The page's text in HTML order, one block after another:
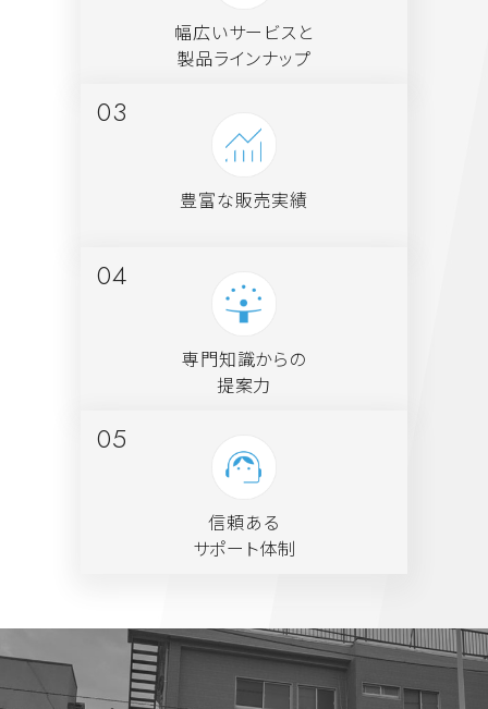
幅広いサービスと
製品ラインナップ
豊富な販売実績
専門知識からの
提案力
信頼ある
サポート体制